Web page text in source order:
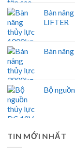
Bàn
LIFTER
Bàn
Bộ
TIN MỚI NHẤT